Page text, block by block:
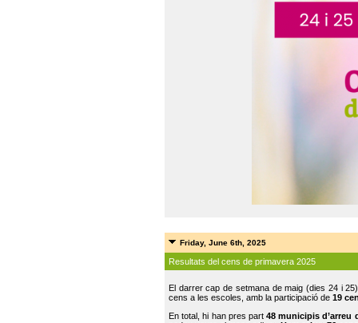
Friday, June 6th, 2025
Resultats del cens de primavera 2025
El darrer cap de setmana de maig (dies 24 i
cens a les escoles, amb la participació de 19
En total, hi han pres part48 municipis d’arreu